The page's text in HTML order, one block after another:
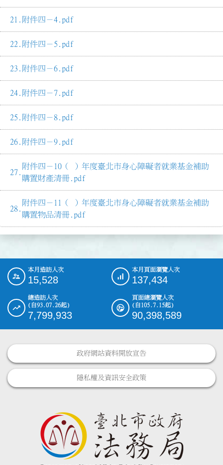
附件四－4.pdf
附件四－5.pdf
附件四－6.pdf
附件四－7.pdf
附件四－8.pdf
附件四－9.pdf
附件四－10（ ）年度臺北市身心障礙者就業基金補助
購置財產清冊.pdf
附件四－11（ ）年度臺北市身心障礙者就業基金補助
購置物品清冊.pdf
::: 本月造訪人次
15,528
本月頁面瀏覽人次
137,434
總造訪人次
(自93.07.26起)
7,799,933
頁面總瀏覽人次
(自105.7.15起)
90,398,589
政府網站資料開放宣告
隱私權及資訊安全政策